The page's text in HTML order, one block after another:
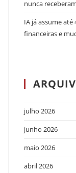
nunca receberam
IA já assume até
financeiras e
julho 2026
junho 2026
maio 2026
abril 2026